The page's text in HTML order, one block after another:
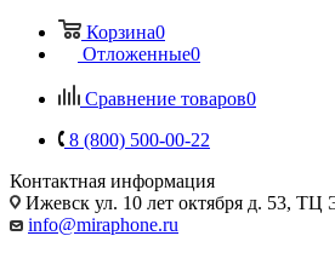
Корзина0
Отложенные0
Сравнение товаров0
8 (800) 500-00-22
Контактная информация
Ижевск ул. 10 лет октября д. 53, ТЦ
info@miraphone.ru